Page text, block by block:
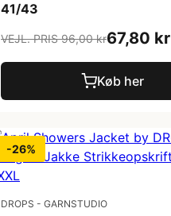
41/43
VEJL. PRIS 96,00 kr67,80 kr
Køb her
-26%
DROPS - GARNSTUDIO